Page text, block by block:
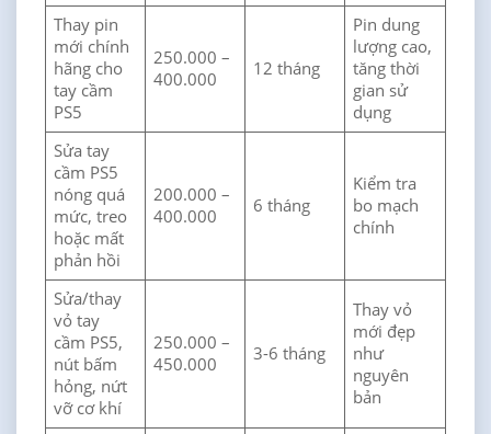
Thay pin
mới chính
hãng cho
tay cầm
PS5
250.000 –
400.000
12 tháng
Pin dung
lượng cao,
tăng thời
gian sử
dụng
Sửa tay
cầm PS5
nóng quá
mức, treo
hoặc mất
phản hồi
200.000 –
400.000
6 tháng
Kiểm tra
bo mạch
chính
Sửa/thay
vỏ tay
cầm PS5,
nút bấm
hỏng, nứt
vỡ cơ khí
250.000 –
450.000
3-6 tháng
Thay vỏ
mới đẹp
như
nguyên
bản